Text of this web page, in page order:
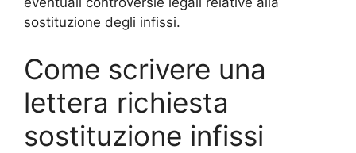
sostituzione degli infissi.
Come scrivere una
lettera richiesta
sostituzione infissi